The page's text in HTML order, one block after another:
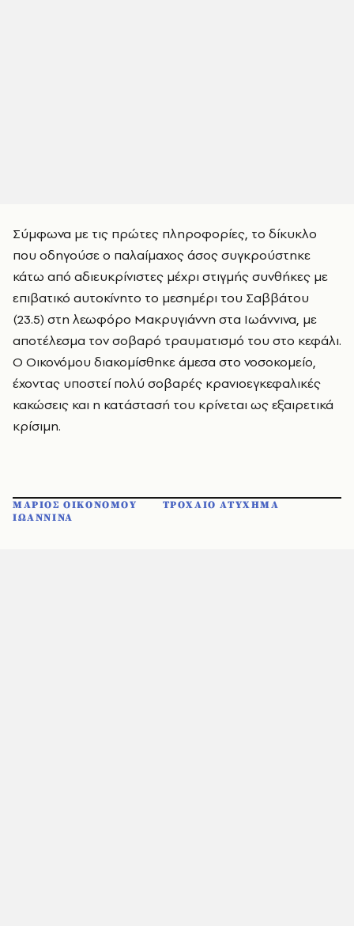
Σύμφωνα με τις πρώτες πληροφορίες, το δίκυκλο
που οδηγούσε ο παλαίμαχος άσος συγκρούστηκε
κάτω από αδιευκρίνιστες μέχρι στιγμής συνθήκες με
επιβατικό αυτοκίνητο το μεσημέρι του Σαββάτου
(23.5) στη λεωφόρο Μακρυγιάννη στα Ιωάννινα, με
αποτέλεσμα τον σοβαρό τραυματισμό του στο κεφάλι.
Ο Οικονόμου διακομίσθηκε άμεσα στο νοσοκομείο,
έχοντας υποστεί πολύ σοβαρές κρανιοεγκεφαλικές
κακώσεις και η κατάστασή του κρίνεται ως εξαιρετικά
κρίσιμη.
ΜΑΡΙΟΣ ΟΙΚΟΝΟΜΟΥ
ΤΡΟΧΑΙΟ ΑΤΥΧΗΜΑ
ΙΩΑΝΝΙΝΑ